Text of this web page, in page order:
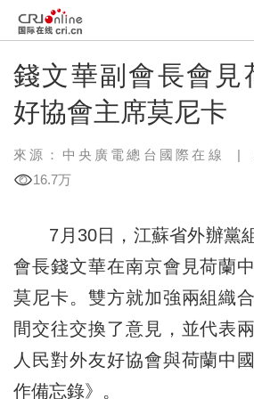
錢文華副會長會見
好協會主席莫尼卡
來源：中央廣電總台國際在線 |
16.7万
7月30日，江蘇省外辦黨組
會長錢文華在南京會見荷蘭
莫尼卡。雙方就加強兩組織
間交往交換了意見，並代表
人民對外友好協會與荷蘭中
作備忘錄》。